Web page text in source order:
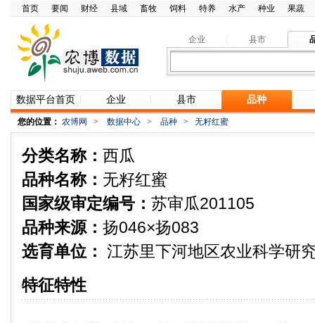
首页 要闻 财经 县域 畜牧 饲料 特养 水产 种业 果蔬
企业 县市
数据平台首页 企业 县市 品种
您的位置： 农博网 > 数据中心 > 品种 > 无籽红蜜
分类名称： 西瓜
品种名称： 无籽红蜜
国家级审定编号： 苏审瓜201105
品种来源： 扬046×扬083
选育单位： 江苏里下河地区农业科学研
特征特性